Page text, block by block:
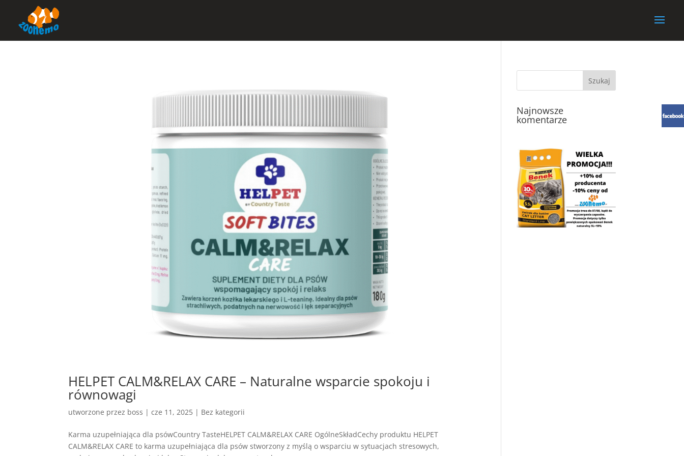
HELPET CALM&RELAX CARE – Naturalne wsparcie spokoju i
równowagi
utworzone przez boss |cze 11, 2025 | Bez kategorii
Karma uzupełniająca dla psówCountry TasteHELPET CALM&RELAX CARE OgólneSkładCechy produktu HELPET
CALM&RELAX CARE to karma uzupełniająca dla psów stworzony z myślą o wsparciu w sytuacjach stresowych,
Najnowsze
komentarze